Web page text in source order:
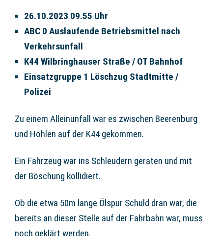
26.10.2023 09.55 Uhr
ABC 0 Auslaufende Betriebsmittel nach
Verkehrsunfall
K44 Wilbringhauser Straße / OT Bahnhof
Einsatzgruppe 1 Löschzug Stadtmitte /
Polizei
Zu einem Alleinunfall war es zwischen Beerenburg
und Höhlen auf der K44 gekommen.
Ein Fahrzeug war ins Schleudern geraten und mit
der Böschung kollidiert.
Ob die etwa 50m lange Ölspur Schuld dran war, die
bereits an dieser Stelle auf der Fahrbahn war, muss
noch geklärt werden.